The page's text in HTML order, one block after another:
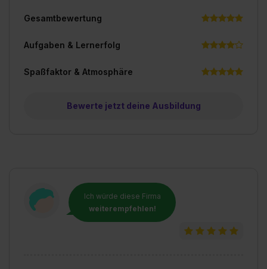
Ich würde diese Firma
weiterempfehlen!
Gesamtbewertung
Aufgaben & Lernerfolg
Spaßfaktor & Atmosphäre
Bewerte jetzt deine Ausbildung